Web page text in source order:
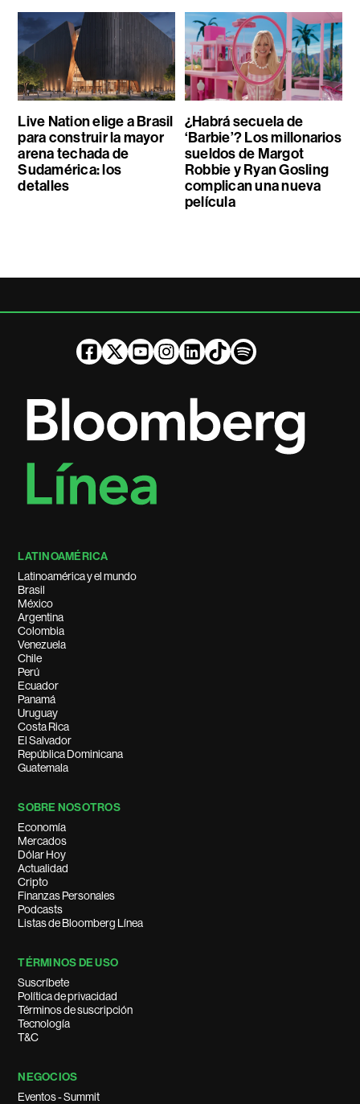
Live Nation elige a Brasil
para construir la mayor
arena techada de
Sudamérica: los
detalles
¿Habrá secuela de
‘Barbie’? Los millonarios
sueldos de Margot
Robbie y Ryan Gosling
complican una nueva
película
LATINOAMÉRICA
Latinoamérica y el mundo
Brasil
México
Argentina
Colombia
Venezuela
Chile
Perú
Ecuador
Panamá
Uruguay
Costa Rica
El Salvador
República Dominicana
Guatemala
SOBRE NOSOTROS
Economía
Mercados
Dólar Hoy
Actualidad
Cripto
Finanzas Personales
Podcasts
Listas de Bloomberg Línea
TÉRMINOS DE USO
Suscríbete
Política de privacidad
Términos de suscripción
Tecnología
T&C
NEGOCIOS
Eventos - Summit